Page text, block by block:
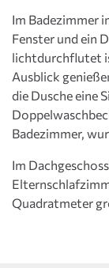
Im Badezimmer
Fenster und ein
lichtdurchflutet
Ausblick
die Dusche eine
Badezimmer,
Im
Quadratmeter